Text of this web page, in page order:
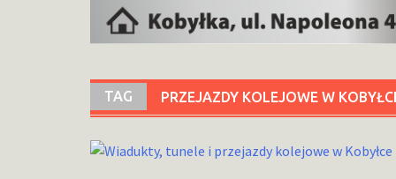
TAG PRZEJAZDY KOLEJOWE W